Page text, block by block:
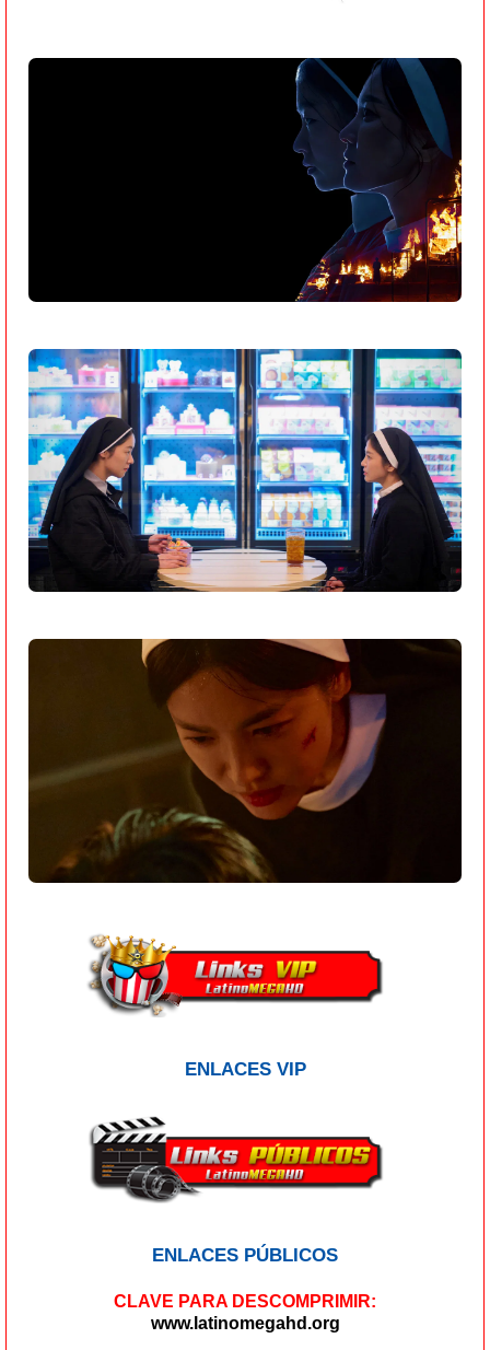
ENLACES VIP
ENLACES PÚBLICOS
CLAVE PARA DESCOMPRIMIR:
www.latinomegahd.org